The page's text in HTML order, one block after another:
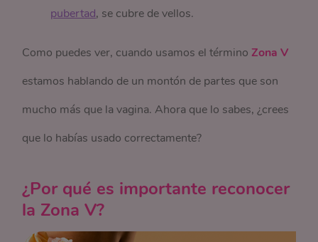
pubertad, se cubre de vellos.
Como puedes ver, cuando usamos el término Zona V
estamos hablando de un montón de partes que son
mucho más que la vagina. Ahora que lo sabes, ¿crees
que lo habías usado correctamente?
¿Por qué es importante reconocer
la Zona V?